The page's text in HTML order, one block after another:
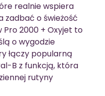
realnie wspiera
zadbać o świeżość
Pro 2000 + Oxyjet to
o wygodzie
łączy popularną
B z funkcją, która
rutyny